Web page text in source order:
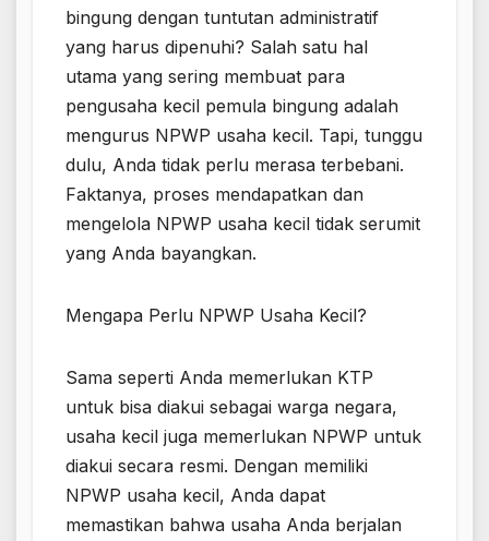
bingung dengan tuntutan administratif
yang harus dipenuhi? Salah satu hal
utama yang sering membuat para
pengusaha kecil pemula bingung adalah
mengurus NPWP usaha kecil. Tapi, tunggu
dulu, Anda tidak perlu merasa terbebani.
Faktanya, proses mendapatkan dan
mengelola NPWP usaha kecil tidak serumit
yang Anda bayangkan.
Mengapa Perlu NPWP Usaha Kecil?
Sama seperti Anda memerlukan KTP
untuk bisa diakui sebagai warga negara,
usaha kecil juga memerlukan NPWP untuk
diakui secara resmi. Dengan memiliki
NPWP usaha kecil, Anda dapat
memastikan bahwa usaha Anda berjalan